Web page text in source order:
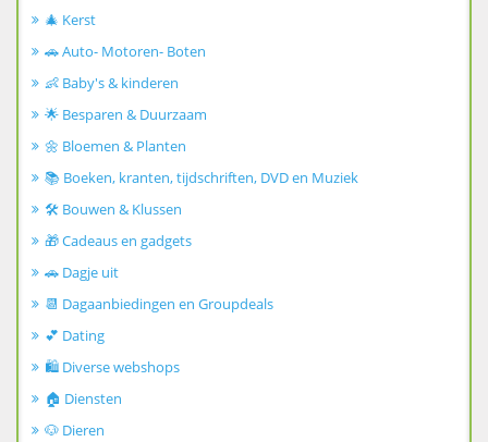
🎄 Kerst
🚗 Auto- Motoren- Boten
👶 Baby's & kinderen
🌟 Besparen & Duurzaam
🌼 Bloemen & Planten
📚 Boeken, kranten, tijdschriften, DVD en Muziek
🛠️ Bouwen & Klussen
🎁 Cadeaus en gadgets
🚗 Dagje uit
📆 Dagaanbiedingen en Groupdeals
💕 Dating
🛍️ Diverse webshops
🏠 Diensten
🐶 Dieren